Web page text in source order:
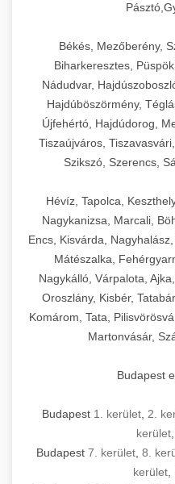
Békés, Mezőberény,
Biharkeresztes,
Nádudvar,
Hajdúböszörmény,
Újfehértó, Hajdúdorog,
Tiszaújváros,
Szikszó, Szerencs,
Hévíz, Tapolca,
Nagykanizsa, Marcali,
Encs, Kisvárda,
Mátészalka,
Nagykálló, Várpalota,
Oroszlány, Kisbér,
Komárom, Tata,
Martonvásár,
Budapest
Budapest 1. kerület 2.
kerület
Budapest 7. kerület, 8.
kerület